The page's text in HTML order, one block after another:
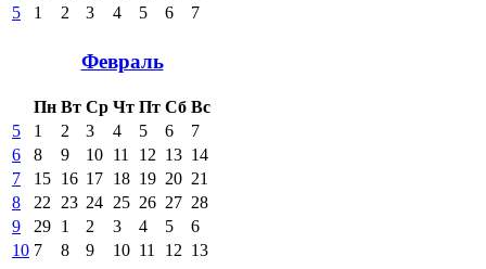
5
1 2 3 4 5 6 7
Февраль
Пн Вт Ср Чт Пт Сб Вс
5
1 2 3 4 5 6
7
6
8 9 10 11 12 13 14
7
15 16 17 18 19 20 21
8
22 23 24 25 26 27 28
9
29 1 2 3 4 5
6
10 7 8 9 10 11 12 13